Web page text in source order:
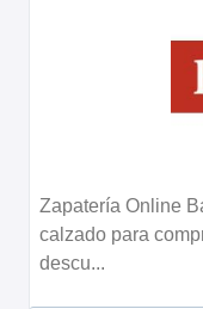
Zapatería Online
calzado para
descu...